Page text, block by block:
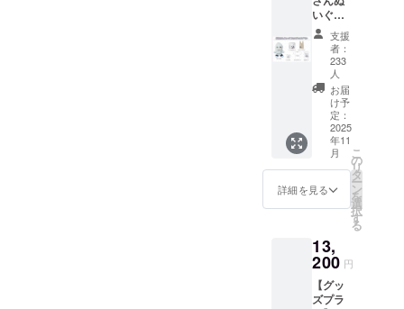
住まい
の国に
よって
輸出に
制限が
ある場
合がご
ざいま
す。ご
支援い
ただく
予定の
転送
じて海
外発送
可能か
どうか
シェ
バッ
グ 1点
・マグ
カッ
プ 1点
・プリ
ントT
シャ
ツ 1点
・記念
カー
ド 1点
す。 金
額には
消費税
（10%
）を含
いぐる
み&グッ
ズプラ
ン】 ・
ぬいぐ
るみ 1
点 ・ア
クリル
スタン
ド 1点
・マル
シェ
バッ
プ 1点
・プリ
シャ
ツ 1点
支援
者：
233
人
お届
け予
定：
2025
年11
月
詳細を見る
こ
の
リ
タ
ー
ン
を
選
択
す
る
13,
200 円
【グッ
ズプラ